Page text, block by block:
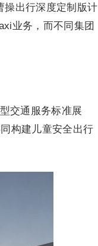
操出行深度定制版计
业务，而不同集团
交通服务标准展
构建儿童安全出行